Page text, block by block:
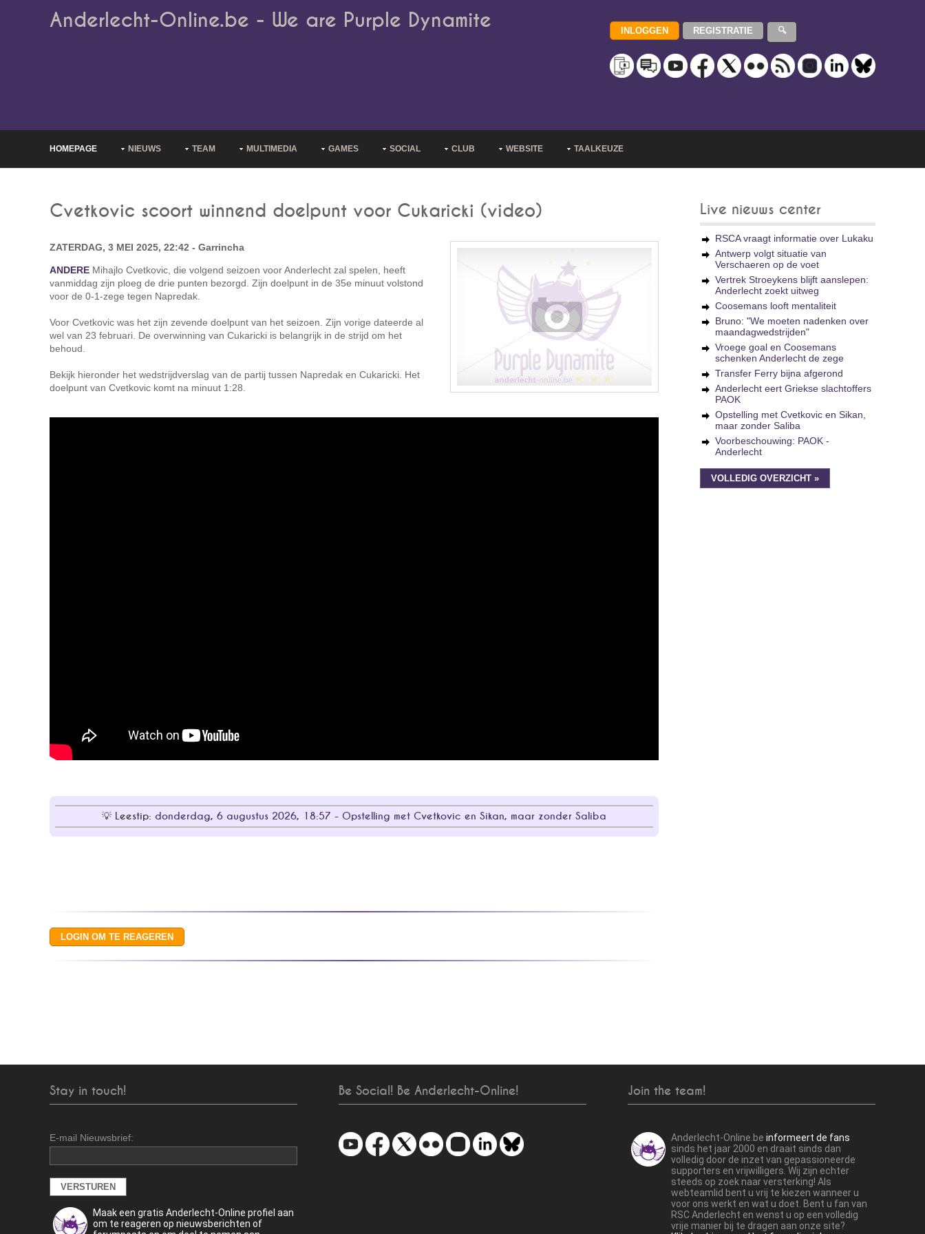
Anderlecht-Online.be - We are Purple Dynamite
HOMEPAGE NIEUWS TEAM MULTIMEDIA GAMES SOCIAL CLUB WEBSITE TAALKEUZE
Cvetkovic scoort winnend doelpunt voor Cukaricki (video)
ZATERDAG, 3 MEI 2025, 22:42 - Garrincha
ANDERE Mihajlo Cvetkovic, die volgend seizoen voor Anderlecht zal spelen, heeft
vanmiddag zijn ploeg de drie punten bezorgd. Zijn doelpunt in de 35e minuut volstond
voor de 0-1-zege tegen Napredak.
Voor Cvetkovic was het zijn zevende doelpunt van het seizoen. Zijn vorige dateerde al
wel van 23 februari. De overwinning van Cukaricki is belangrijk in de strijd om het
behoud.
Bekijk hieronder het wedstrijdverslag van de partij tussen Napredak en Cukaricki. Het
doelpunt van Cvetkovic komt na minuut 1:28.
Leestip: donderdag, 6 augustus 2026, 18:57 - Opstelling met Cvetkovic en Sikan, maar zonder Saliba
Live nieuws center
RSCA vraagt informatie over Lukaku
Antwerp volgt situatie van
Verschaeren op de voet
Vertrek Stroeykens blijft aanslepen:
Anderlecht zoekt uitweg
Coosemans looft mentaliteit
Bruno: "We moeten nadenken over
maandagwedstrijden"
Vroege goal en Coosemans
schenken Anderlecht de zege
Transfer Ferry bijna afgerond
Anderlecht eert Griekse slachtoffers
PAOK
Opstelling met Cvetkovic en Sikan,
maar zonder Saliba
Voorbeschouwing: PAOK -
Anderlecht
VOLLEDIG OVERZICHT »
Stay in touch!
E-mail Nieuwsbrief:
Maak een gratis Anderlecht-Online profiel aan
om te reageren op nieuwsberichten of
Be Social! Be Anderlecht-Online! Join the team!
Anderlecht-Online.be informeert de fans
sinds het jaar 2000 en draait sinds dan
volledig door de inzet van gepassioneerde
supporters en vrijwilligers. Wij zijn echter
steeds op zoek naar versterking! Als
webteamlid bent u vrij te kiezen wanneer u
voor ons werkt en wat u doet. Bent u fan van
RSC Anderlecht en wenst u op een volledig
vrije manier bij te dragen aan onze site?